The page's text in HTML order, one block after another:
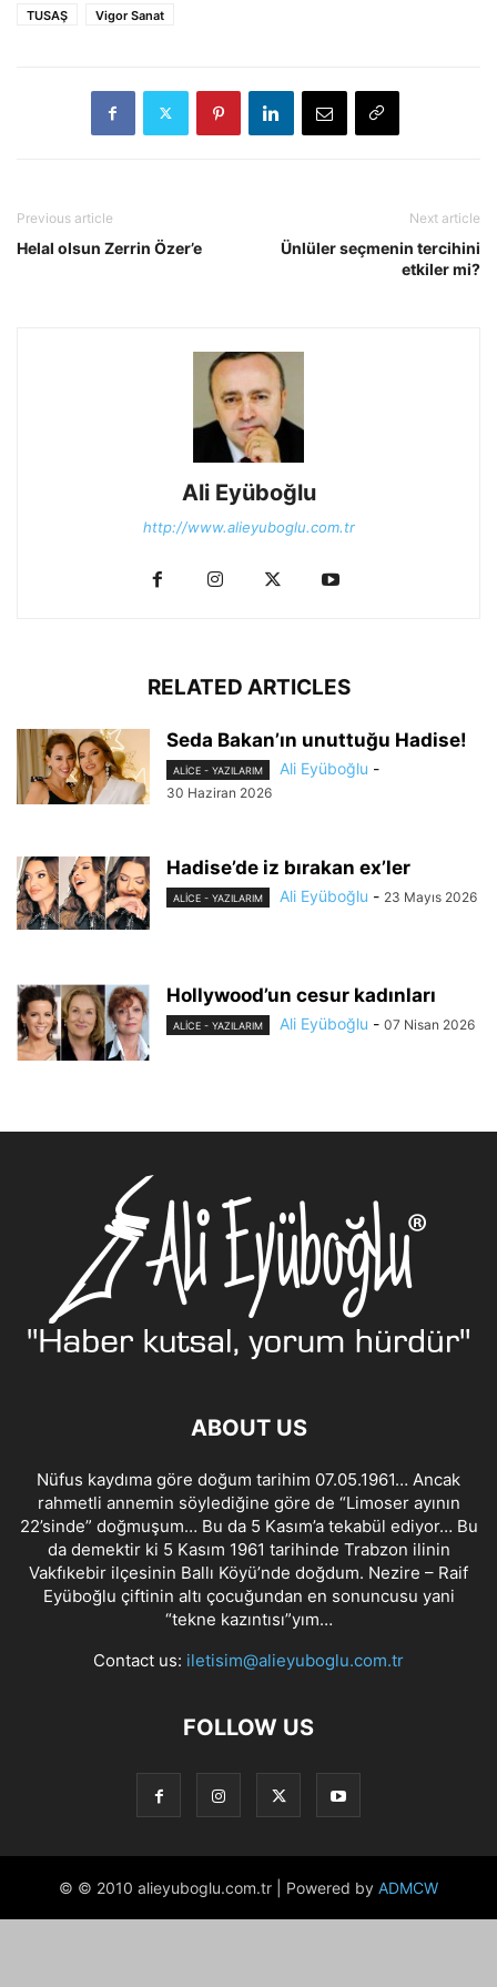
TUSAŞ
Vigor Sanat
Previous article
Helal olsun Zerrin Özer’e
Next article
Ünlüler seçmenin tercihini
etkiler mi?
Ali Eyüboğlu
http://www.alieyuboglu.com.tr
RELATED ARTICLES
Seda Bakan’ın unuttuğu Hadise!
ALİCE - YAZILARIM Ali Eyüboğlu -
30 Haziran 2026
Hadise’de iz bırakan ex’ler
ALİCE - YAZILARIM Ali Eyüboğlu - 23 Mayıs 2026
Hollywood’un cesur kadınları
ALİCE - YAZILARIM Ali Eyüboğlu - 07 Nisan 2026
ABOUT US
Nüfus kaydıma göre doğum tarihim 07.05.1961… Ancak
rahmetli annemin söylediğine göre de “Limoser ayının
22’sinde” doğmuşum… Bu da 5 Kasım’a tekabül ediyor… Bu
da demektir ki 5 Kasım 1961 tarihinde Trabzon ilinin
Vakfıkebir ilçesinin Ballı Köyü’nde doğdum. Nezire – Raif
Eyüboğlu çiftinin altı çocuğundan en sonuncusu yani
“tekne kazıntısı”yım…
Contact us: iletisim@alieyuboglu.com.tr
FOLLOW US
© © 2010 alieyuboglu.com.tr | Powered by ADMCW